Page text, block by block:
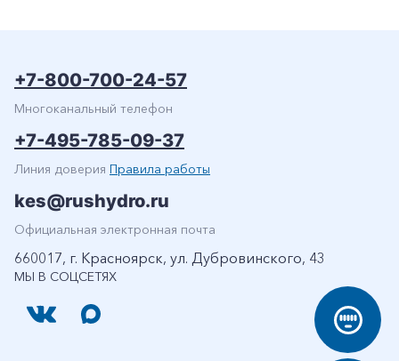
МЫ В СОЦСЕТЯХ
+7-800-700-24-57
Многоканальный телефон
+7-495-785-09-37
Линия доверия Правила работы
kes@rushydro.ru
Официальная электронная почта
660017, г. Красноярск, ул. Дубровинского, 43